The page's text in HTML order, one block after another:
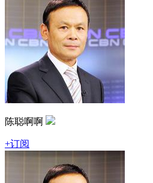
陈聪啊啊
+订阅